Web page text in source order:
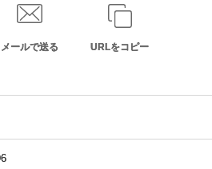
メールで送る URLをコピー